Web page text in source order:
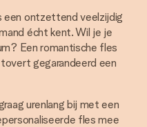
een ontzettend veelzijdig
écht kent. Wil je je
Een romantische fles
gegarandeerd een
urenlang bij met een
fles mee